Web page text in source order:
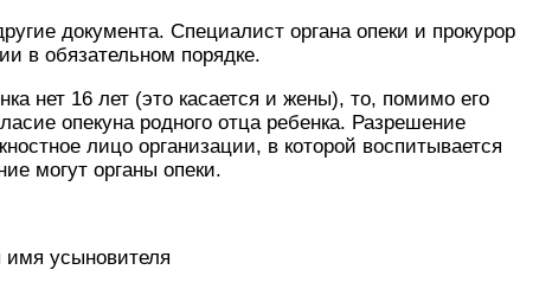
документа. Специалист органа опеки и прокурор
в обязательном порядке.
нет 16 лет (это касается и жены), то, помимо его
опекуна родного отца ребенка. Разрешение
лицо организации, в которой воспитывается
могут органы опеки.
имя усыновителя